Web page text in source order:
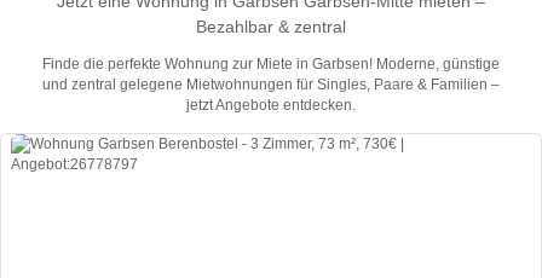
Bezahlbar & zentral
Finde die perfekte Wohnung zur Miete in Garbsen! Moderne, günstige
und zentral gelegene Mietwohnungen für Singles, Paare & Familien –
jetzt Angebote entdecken.